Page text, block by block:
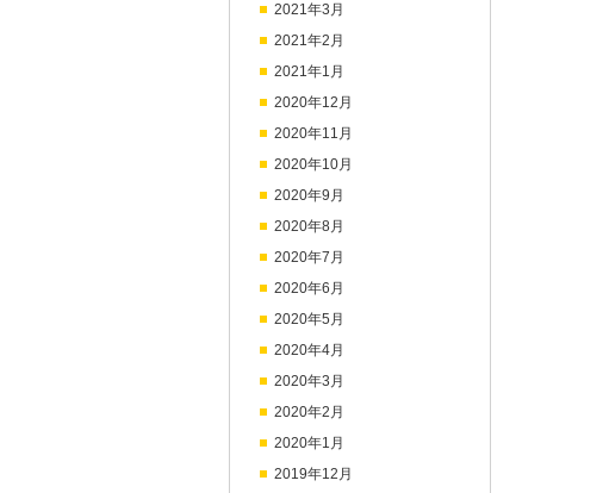
2021年3月
2021年2月
2021年1月
2020年12月
2020年11月
2020年10月
2020年9月
2020年8月
2020年7月
2020年6月
2020年5月
2020年4月
2020年3月
2020年2月
2020年1月
2019年12月